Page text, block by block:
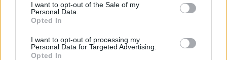
I want to opt-out of the Sale of my
Personal Data.
Opted In
I want to opt-out of processing my
Personal Data for Targeted Advertising.
Opted In
27.05.2023 FUTSAL